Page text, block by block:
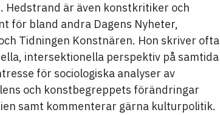
Hedstrand är även konstkritiker och
för bland andra Dagens Nyheter,
Tidningen Konstnären. Hon skriver ofta
intersektionella perspektiv på samtida
för sociologiska analyser av
och konstbegreppets förändringar
samt kommenterar gärna kulturpolitik.